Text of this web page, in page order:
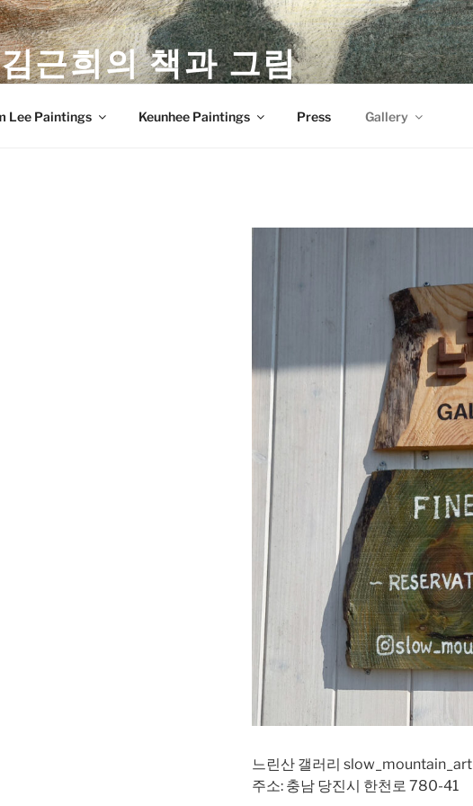
근희의 책과 그림
Lee Paintings Keunhee Paintings Press Gallery
느린산 갤러리 slow_mountain_art
주소: 충남 당진시 한천로 780-41